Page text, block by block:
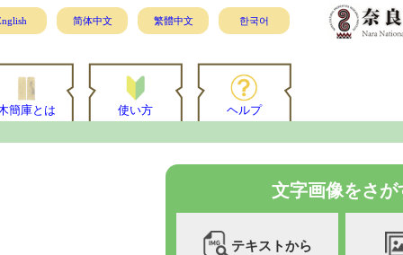
简体中文 繁體中文 한국어
簡庫とは 使い方 ヘルプ
文字画像をさが
テキストから